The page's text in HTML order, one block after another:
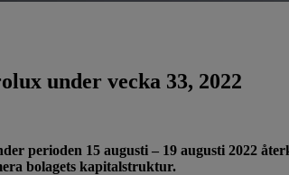
under vecka 33, 2022
perioden 15 augusti – 19 augusti 2022
bolagets kapitalstruktur.